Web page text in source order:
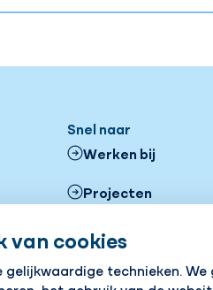
van cookies
technieken. We
Snel naar
Werken bij
Projecten
Ons DNA
Vestigingen